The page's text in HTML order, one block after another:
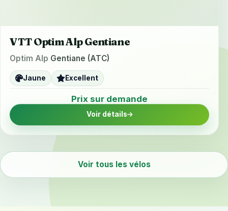
VTT Optim Alp Gentiane
Optim Alp Gentiane (ATC)
Jaune Excellent
Prix sur demande
Voir détails
Voir tous les vélos